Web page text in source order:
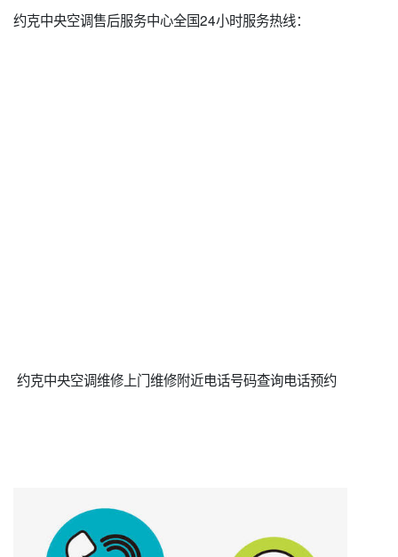
约克中央空调售后服务中心全国24小时服务热线：
约克中央空调维修上门维修附近电话号码查询电话预约